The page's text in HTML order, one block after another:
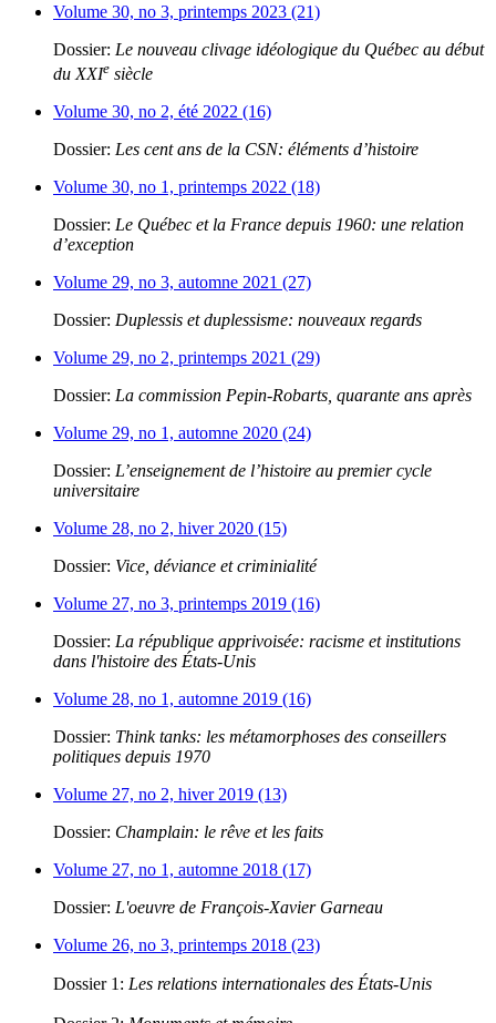
Volume 30, no 3, printemps 2023 (21)
Dossier: Le nouveau clivage idéologique du Québec au début
du XXIe siècle
Volume 30, no 2, été 2022 (16)
Dossier: Les cent ans de la CSN: éléments d’histoire
Volume 30, no 1, printemps 2022 (18)
Dossier: Le Québec et la France depuis 1960: une relation
d’exception
Volume 29, no 3, automne 2021 (27)
Dossier: Duplessis et duplessisme: nouveaux regards
Volume 29, no 2, printemps 2021 (29)
Dossier: La commission Pepin-Robarts, quarante ans après
Volume 29, no 1, automne 2020 (24)
Dossier: L’enseignement de l’histoire au premier cycle
universitaire
Volume 28, no 2, hiver 2020 (15)
Dossier: Vice, déviance et criminialité
Volume 27, no 3, printemps 2019 (16)
Dossier: La république apprivoisée: racisme et institutions
dans l'histoire des États-Unis
Volume 28, no 1, automne 2019 (16)
Dossier: Think tanks: les métamorphoses des conseillers
politiques depuis 1970
Volume 27, no 2, hiver 2019 (13)
Dossier: Champlain: le rêve et les faits
Volume 27, no 1, automne 2018 (17)
Dossier: L'oeuvre de François-Xavier Garneau
Volume 26, no 3, printemps 2018 (23)
Dossier 1: Les relations internationales des États-Unis